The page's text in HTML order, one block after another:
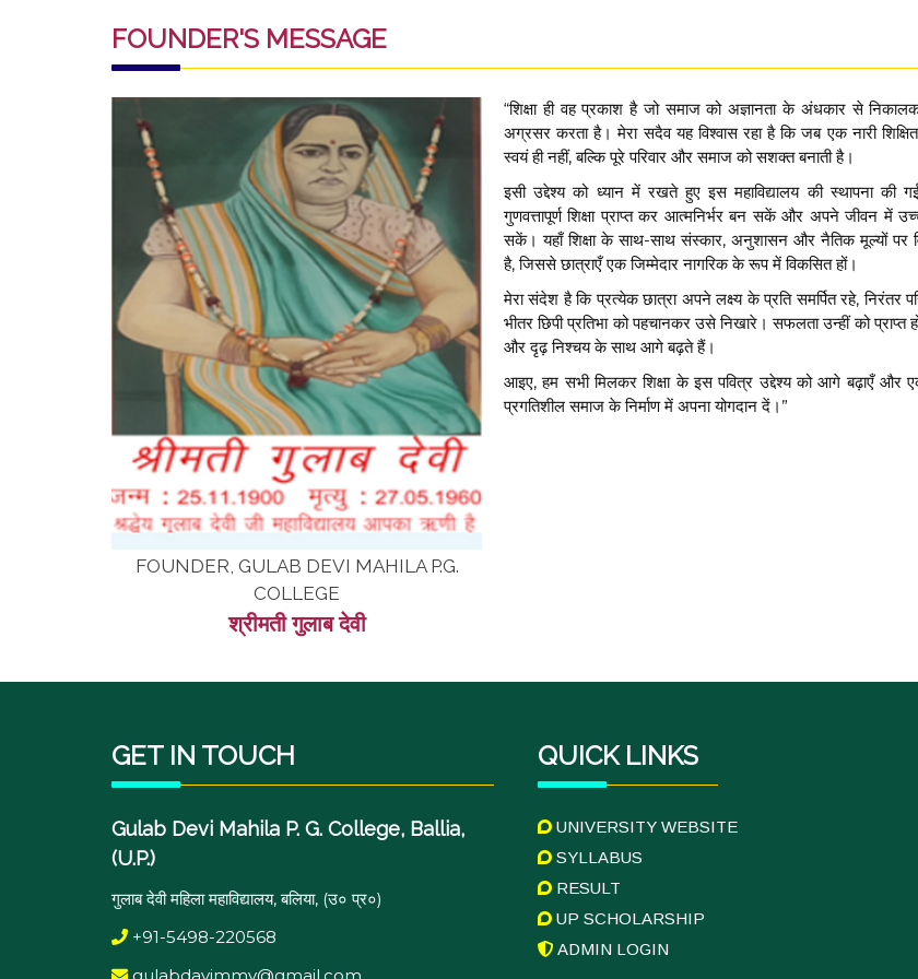
FOUNDER'S MESSAGE
FOUNDER, GULAB DEVI MAHILA P.G.
COLLEGE
श्रीमती गुलाब देवी
“शिक्षा ही वह प्रकाश है जो समाज को अज्ञानता के अंधकार से
अग्रसर करता है। मेरा सदैव यह विश्वास रहा है कि जब एक नारी
स्वयं ही नहीं, बल्कि पूरे परिवार और समाज को सशक्त बनाती है।
इसी उद्देश्य को ध्यान में रखते हुए इस महाविद्यालय की स्थापना की
गुणवत्तापूर्ण शिक्षा प्राप्त कर आत्मनिर्भर बन सकें और अपने जीवन में
सकें। यहाँ शिक्षा के साथ-साथ संस्कार, अनुशासन और नैतिक मूल्यों पर
है, जिससे छात्राएँ एक जिम्मेदार नागरिक के रूप में विकसित हों।
मेरा संदेश है कि प्रत्येक छात्रा अपने लक्ष्य के प्रति समर्पित रहे,
भीतर छिपी प्रतिभा को पहचानकर उसे निखारे। सफलता उन्हीं को प्राप्त
और दृढ़ निश्चय के साथ आगे बढ़ते हैं।
आइए, हम सभी मिलकर शिक्षा के इस पवित्र उद्देश्य को आगे बढ़ाएँ और
प्रगतिशील समाज के निर्माण में अपना योगदान दें।”
GET IN TOUCH
Gulab Devi Mahila P. G. College, Ballia,
(U.P.)
गुलाब देवी महिला महाविद्यालय, बलिया, (उ० प्र०)
+91-5498-220568
QUICK LINKS
UNIVERSITY WEBSITE
SYLLABUS
RESULT
UP SCHOLARSHIP
ADMIN LOGIN